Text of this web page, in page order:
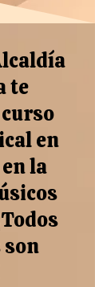
te
en
la